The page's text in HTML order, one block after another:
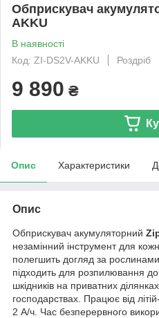
Обприскувач
AKKU
В наявності
Код: ZI-DS2V-AKKU
Роздріб
9 890 ₴
Опис Характеристики
Опис
Обприскувач акумуляторний
незамінний інструмент для
полегшить догляд за
підходить для розпилювання
шкідників на приватних
господарствах. Працює від
2 А/ч. Час безперервного